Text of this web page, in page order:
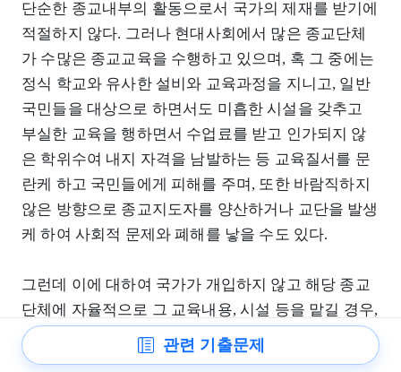
단순한 종교내부의 활동으로서 국가의 제재를 받기에
적절하지 않다. 그러나 현대사회에서 많은 종교단체
가 수많은 종교교육을 수행하고 있으며, 혹 그 중에는
정식 학교와 유사한 설비와 교육과정을 지니고, 일반
국민들을 대상으로 하면서도 미흡한 시설을 갖추고
부실한 교육을 행하면서 수업료를 받고 인가되지 않
은 학위수여 내지 자격을 남발하는 등 교육질서를 문
란케 하고 국민들에게 피해를 주며, 또한 바람직하지
않은 방향으로 종교지도자를 양산하거나 교단을 발생
케 하여 사회적 문제와 폐해를 낳을 수도 있다.
그런데 이에 대하여 국가가 개입하지 않고 해당 종교
단체에 자율적으로 그 교육내용, 시설 등을 맡길 경우,
최소한의 교육환경마
관련 기출문제